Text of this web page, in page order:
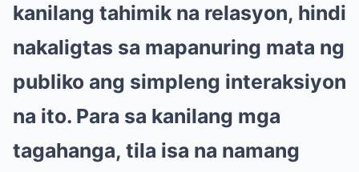
kanilang tahimik na relasyon, hindi
nakaligtas sa mapanuring mata ng
publiko ang simpleng interaksiyon
na ito. Para sa kanilang mga
tagahanga, tila isa na namang